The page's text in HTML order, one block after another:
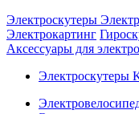
Электроскутеры
Электрокартинг
Аксессуары для
Электроскутеры